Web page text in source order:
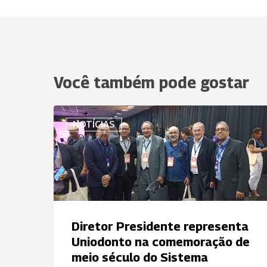
Você também pode gostar
NOTÍCIAS
Diretor
Presidente
representa
Uniodonto
na
comemoração
meio
século
Diretor Presidente representa
Uniodonto na comemoração de
meio século do Sistema